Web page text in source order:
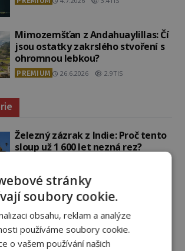
Mimozemšťan z Andahuaylillas: Čí
jsou ostatky zakrslého stvoření s
ohromnou lebkou?
PREMIUM 26.6.2026 2.9TIS
Železný zázrak z Indie: Proč tento
sloup už 1 600 let nezná rez?
Zrod legend o válečné lsti:
Opravdu na zmatení nepřítele
vypouštěli vypasené králíky?
3.8.2026 3.0TIS
stránky
soubory cookie.
obsahu, reklam a analýze
používáme soubory cookie.
o vašem používání našich